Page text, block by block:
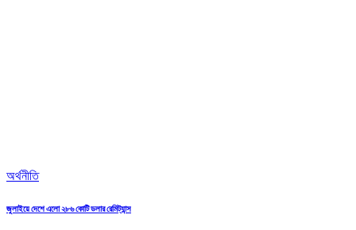
অর্থনীতি
জুলাইয়ে দেশে এলো ২৮৬ কোটি ডলার রেমিট্যান্স